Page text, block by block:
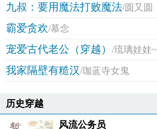
九叔：要用魔法打败魔法/圆又圆
霸爱贪欢/慕念
宠爱古代老公（穿越） /琉璃娃娃~
我家隔壁有糙汉/珈蓝寺女鬼
历史穿越
风流公务员